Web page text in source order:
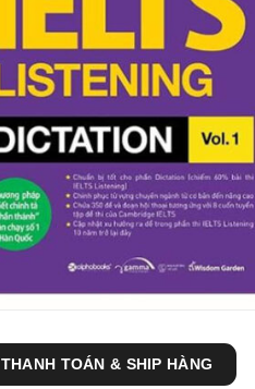
THANH TOÁN & SHIP HÀNG